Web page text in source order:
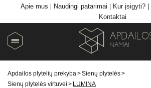
Apie mus Naudingi patarimai Kur įsigyti?
Kontaktai
Apdailos plytelių prekyba >Sienų plytelės>
Sienų plytelės virtuvei > LUMINA